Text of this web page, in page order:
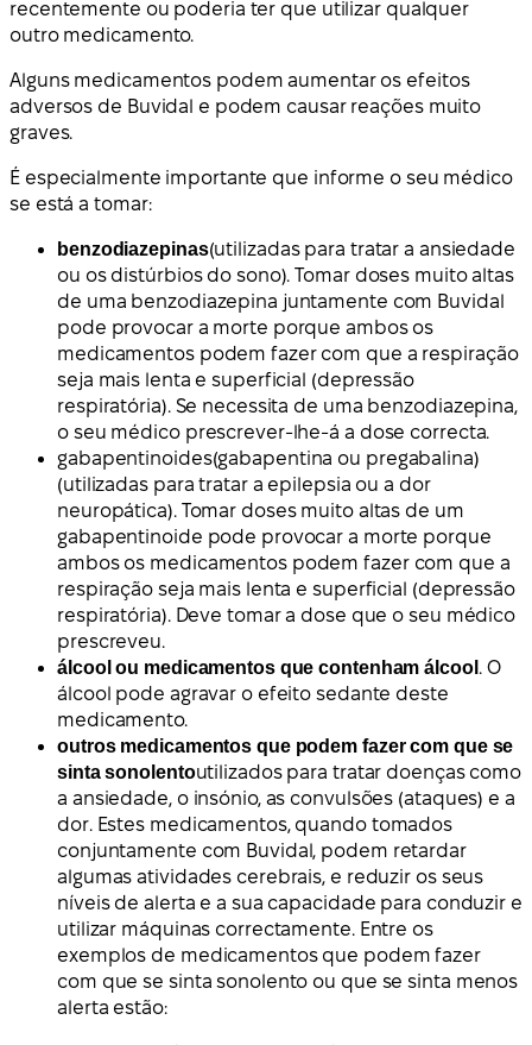
recentemente ou poderia ter que utilizar qualquer
outro medicamento.
Alguns medicamentos podem aumentar os efeitos
adversos de Buvidal e podem causar reações muito
graves.
É especialmente importante que informe o seu médico
se está a tomar:
benzodiazepinas(utilizadas para tratar a ansiedade
ou os distúrbios do sono). Tomar doses muito altas
de uma benzodiazepina juntamente com Buvidal
pode provocar a morte porque ambos os
medicamentos podem fazer com que a respiração
seja mais lenta e superficial (depressão
respiratória). Se necessita de uma benzodiazepina,
o seu médico prescrever-lhe-á a dose correcta.
gabapentinoides(gabapentina ou pregabalina)
(utilizadas para tratar a epilepsia ou a dor
neuropática). Tomar doses muito altas de um
gabapentinoide pode provocar a morte porque
ambos os medicamentos podem fazer com que a
respiração seja mais lenta e superficial (depressão
respiratória). Deve tomar a dose que o seu médico
prescreveu.
álcool ou medicamentos que contenham álcool . O
álcool pode agravar o efeito sedante deste
medicamento.
outros medicamentos que podem fazer com que se
sinta sonolentoutilizados para tratar doenças como
a ansiedade, o insónio, as convulsões (ataques) e a
dor. Estes medicamentos, quando tomados
conjuntamente com Buvidal, podem retardar
algumas atividades cerebrais, e reduzir os seus
níveis de alerta e a sua capacidade para conduzir e
utilizar máquinas correctamente. Entre os
exemplos de medicamentos que podem fazer
com que se sinta sonolento ou que se sinta menos
alerta estão: